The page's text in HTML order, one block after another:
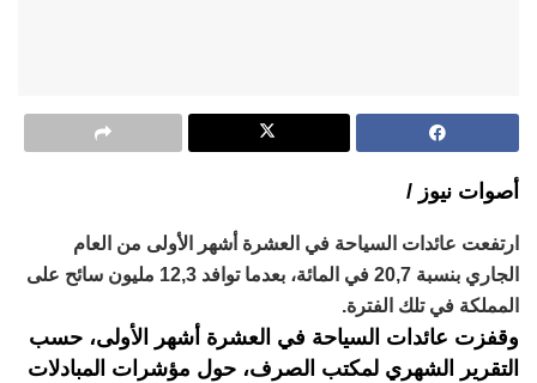
أصوات نيوز /
ارتفعت عائدات السياحة في العشرة أشهر الأولى من العام
الجاري بنسبة 20,7 في المائة، بعدما توافد 12,3 مليون سائح على
المملكة في تلك الفترة.
وقفزت عائدات السياحة في العشرة أشهر الأولى، حسب
التقرير الشهري لمكتب الصرف، حول مؤشرات المبادلات